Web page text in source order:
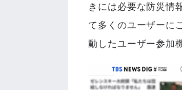
きには必要な防災情
て多くのユーザーに
動したユーザー参加